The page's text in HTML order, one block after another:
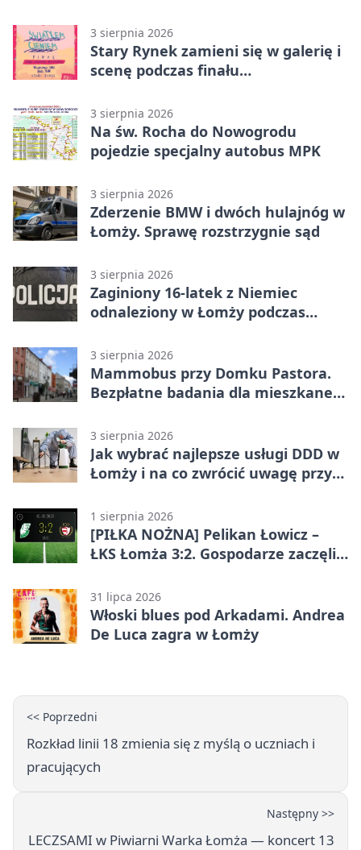
3 sierpnia 2026
Stary Rynek zamieni się w galerię i
scenę podczas finału
3 sierpnia 2026
Na św. Rocha do Nowogrodu
pojedzie specjalny autobus MPK
3 sierpnia 2026
Zderzenie BMW i dwóch hulajnóg w
Łomży. Sprawę rozstrzygnie sąd
3 sierpnia 2026
Zaginiony 16-latek z Niemiec
odnaleziony w Łomży podczas
3 sierpnia 2026
Mammobus przy Domku Pastora.
Bezpłatne badania dla mieszkanek
3 sierpnia 2026
Jak wybrać najlepsze usługi DDD w
Łomży i na co zwrócić uwagę przy
1 sierpnia 2026
[PIŁKA NOŻNA] Pelikan Łowicz –
ŁKS Łomża 3:2. Gospodarze zaczęli
Liga Grupa 1 (Grupa I)
31 lipca 2026
Włoski blues pod Arkadami. Andrea
De Luca zagra w Łomży
<< Poprzedni
Rozkład linii 18 zmienia się z myślą o uczniach i
pracujących
Następny >>
LECZSAMI w Piwiarni Warka Łomża — koncert 13